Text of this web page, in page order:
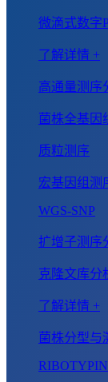
微滴式数字
了解详情 +
高通量测序
菌株全基因
质粒测序
宏基因组测
WGS-SNP
扩增子测序
克隆文库分
了解详情 +
菌株分型与